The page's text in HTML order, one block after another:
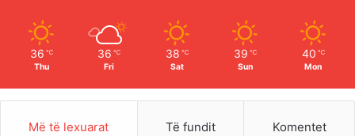
36 ℃
Thu
36 ℃
Fri
38 ℃
Sat
39 ℃
Sun
40 ℃
Mon
Më të lexuarat Të fundit Komentet